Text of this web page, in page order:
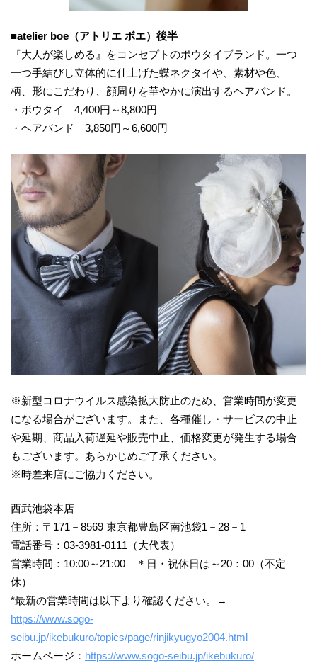
■atelier boe（アトリエ ボエ）後半
『大人が楽しめる』をコンセプトのボウタイブランド。一つ
一つ手結びし立体的に仕上げた蝶ネクタイや、素材や色、
柄、形にこだわり、顔周りを華やかに演出するヘアバンド。
・ボウタイ 4,400円～8,800円
・ヘアバンド 3,850円～6,600円
※新型コロナウイルス感染拡大防止のため、営業時間が変更
になる場合がございます。また、各種催し・サービスの中止
や延期、商品入荷遅延や販売中止、価格変更が発生する場合
もございます。あらかじめご了承ください。
※時差来店にご協力ください。
西武池袋本店
住所：〒171－8569 東京都豊島区南池袋1－28－1
電話番号：03-3981-0111（大代表）
営業時間：10:00～21:00 ＊日・祝休日は～20：00（不定
休）
*最新の営業時間は以下より確認ください。→
https://www.sogo-
seibu.jp/ikebukuro/topics/page/rinjikyugyo2004.html
ホームページ： https://www.sogo-seibu.jp/ikebukuro/